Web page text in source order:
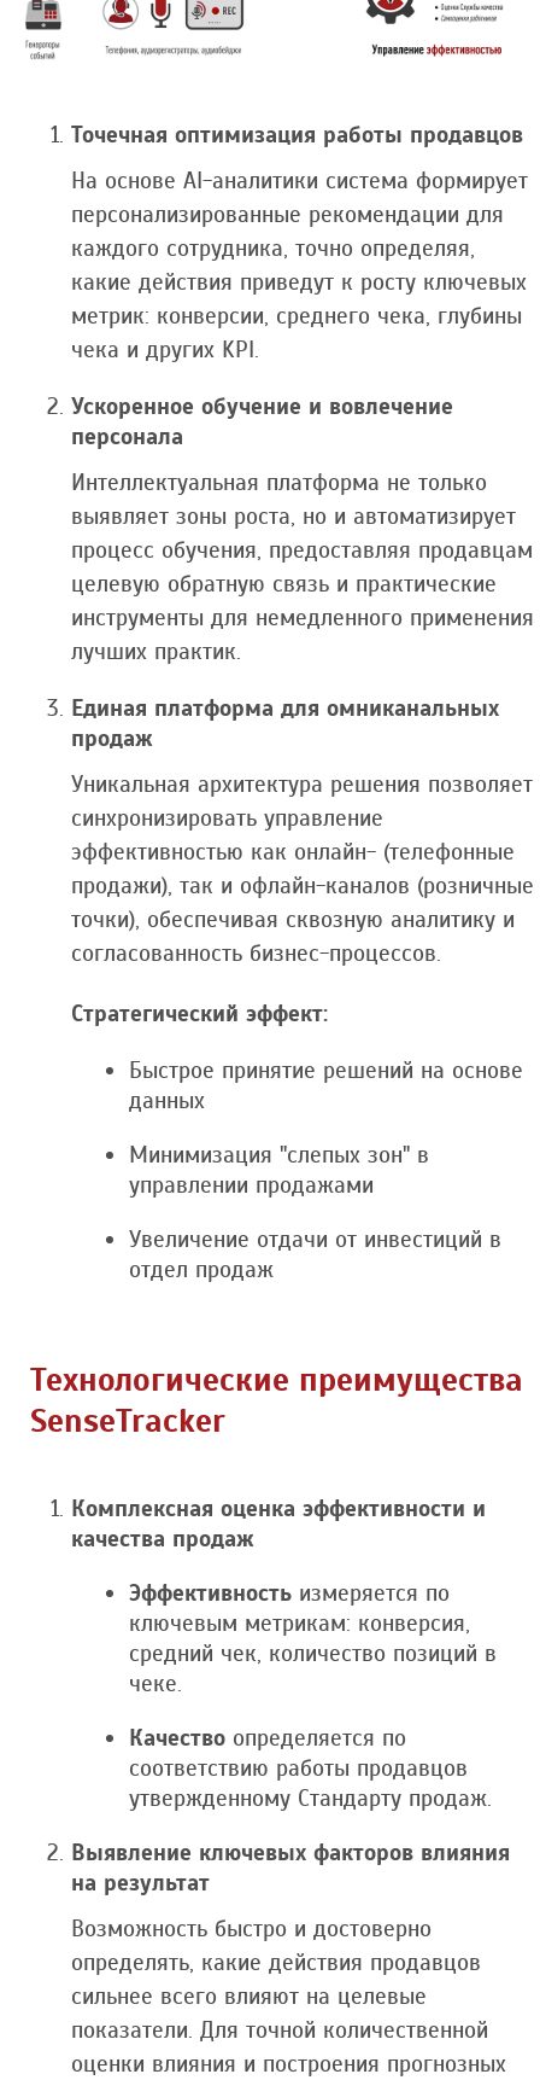
Точечная оптимизация работы продавцов
На основе AI-аналитики система формирует
персонализированные рекомендации для
каждого сотрудника, точно определяя,
какие действия приведут к росту ключевых
метрик: конверсии, среднего чека, глубины
чека и других KPI.
Ускоренное обучение и вовлечение
персонала
Интеллектуальная платформа не только
выявляет зоны роста, но и автоматизирует
процесс обучения, предоставляя продавцам
целевую обратную связь и практические
инструменты для немедленного применения
лучших практик.
Единая платформа для омниканальных
продаж
Уникальная архитектура решения позволяет
синхронизировать управление
эффективностью как онлайн- (телефонные
продажи), так и офлайн-каналов (розничные
точки), обеспечивая сквозную аналитику и
согласованность бизнес-процессов.
Стратегический эффект:
Быстрое принятие решений на основе
данных
Минимизация "слепых зон" в
управлении продажами
Увеличение отдачи от инвестиций в
отдел продаж
Технологические преимущества
SenseTracker
Комплексная оценка эффективности и
качества продаж
Эффективность измеряется по
ключевым метрикам: конверсия,
средний чек, количество позиций в
чеке.
Качество определяется по
соответствию работы продавцов
утвержденному Стандарту продаж.
Выявление ключевых факторов влияния
на результат
Возможность быстро и достоверно
определять, какие действия продавцов
сильнее всего влияют на целевые
показатели. Для точной количественной
оценки влияния и построения прогнозных